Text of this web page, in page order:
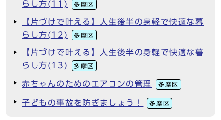
らし方(11)
多摩区
【片づけで叶える】人生後半の身軽で快適な暮
らし方(12)
多摩区
【片づけで叶える】人生後半の身軽で快適な暮
らし方(13)
多摩区
赤ちゃんのためのエアコンの管理 多摩区
子どもの事故を防ぎましょう！ 多摩区